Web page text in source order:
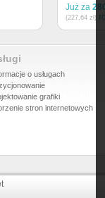
Już za
(227,64 zł)
o usługach
grafiki
stron internetowych